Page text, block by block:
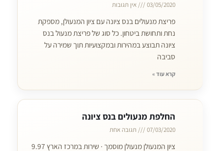
03/05/2020 אין תגובות
פריצת מנעולים בנס ציונה עם ציון המנעולן, מספקת
נחת ותחושת ביטחון. כל סוג של פריצת מנעול בנס
ציונה תבוצע במהירות ובמקצועיות תוך שמירה על
סביבה
קרא עוד »
החלפת מנעולים בנס ציונה
07/03/2020 תגובה אחת
ציון המנעולן מנעולן מוסמך · שירות במרכז הארץ 9.97